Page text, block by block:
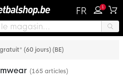
FR 1
(60 jours) (BE)
(165 articles)